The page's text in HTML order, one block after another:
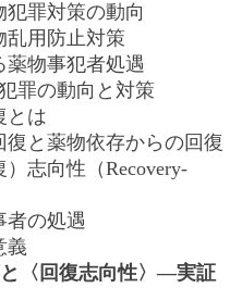
罪対策の動向
用防止対策
物事犯者処遇
罪の動向と対策
とは
と薬物依存からの回復
志向性（Recovery-
の処遇
義
〈回復志向性〉―実証